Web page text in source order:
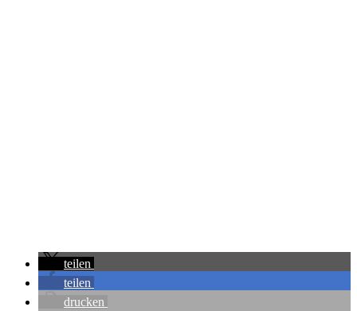
teilen
teilen
drucken